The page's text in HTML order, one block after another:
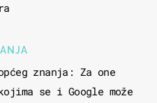
znanja: Za one
se i Google može